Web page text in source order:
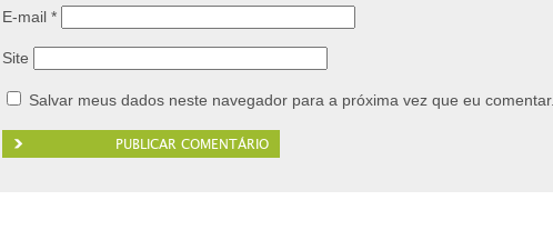
E-mail *
Site
Salvar meus dados neste navegador para a próxima vez que eu comentar.